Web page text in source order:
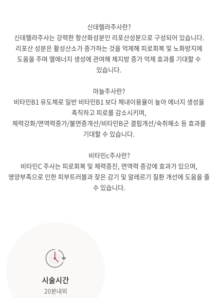
신데렐라주사란?
신데렐라주사는 강력한 항산화성분인 리포산성분으로 구성되어 있습니다.
리포산 성분은 활성산소가 증가하는 것을 억제해 피로회복 및 노화방지에
도움을 주며 열에너지 생성에 관여해 체지방 증가 억제 효과를 기대할 수
있습니다.
마늘주사란?
비타민B1 유도체로 일반 비타민B1 보다 체내이용율이 높아 에너지 생성을
촉직하고 피로를 감소시키며,
체력강화/면역력증가/불면증개선/비타민B군 결핍개선/숙취해소 등 효과를
기대할 수 있습니다.
비타민c주사란?
비타민C 주사는 피로회복 및 체력증진, 면역력 증강에 효과가 있으며,
영양부족으로 인한 피부트러블과 잦은 감기 및 알레르기 질환 개선에 도움을 줄
수 있습니다.
시술시간
20분내외